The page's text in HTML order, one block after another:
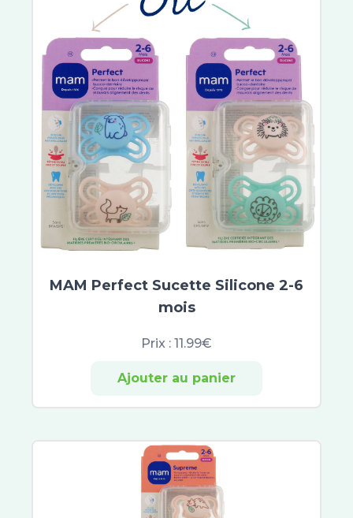
MAM Perfect Sucette Silicone 2-6
mois
Prix : 11.99€
Ajouter au panier